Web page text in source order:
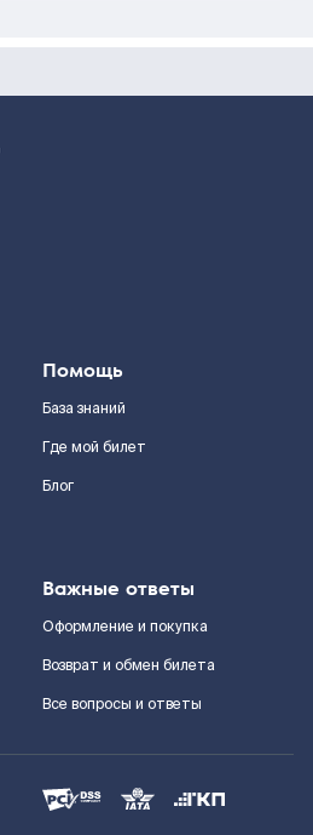
Помощь
База знаний
Где мой билет
Блог
Важные ответы
Оформление и покупка
Возврат и обмен билета
Все вопросы и ответы